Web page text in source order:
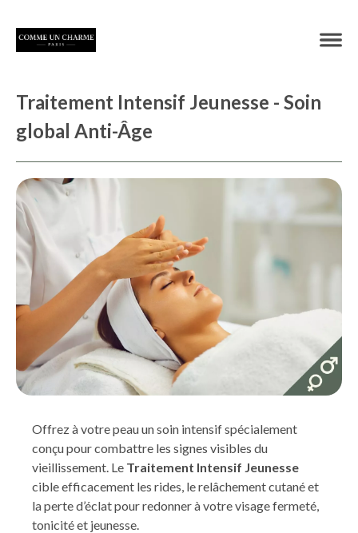
Traitement Intensif Jeunesse - Soin
global Anti-Âge
Offrez à votre peau un soin intensif spécialement
conçu pour combattre les signes visibles du
vieillissement. Le Traitement Intensif Jeunesse
cible efficacement les rides, le relâchement cutané et
la perte d’éclat pour redonner à votre visage fermeté,
tonicité et jeunesse.